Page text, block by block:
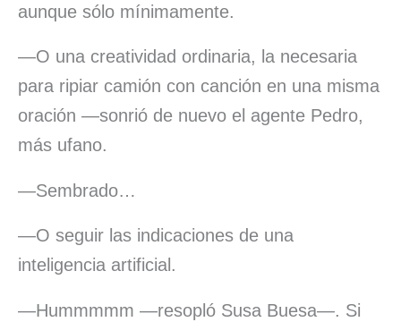
aunque sólo mínimamente.
—O una creatividad ordinaria, la necesaria
para ripiar camión con canción en una misma
oración —sonrió de nuevo el agente Pedro,
más ufano.
—Sembrado…
—O seguir las indicaciones de una
inteligencia artificial.
—Hummmmm —resopló Susa Buesa—. Si